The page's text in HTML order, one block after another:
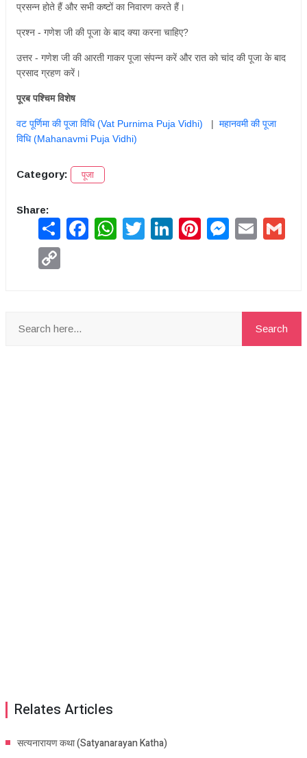
प्रसन्न होते हैं और सभी कष्टों का निवारण करते हैं।
प्रश्न - गणेश जी की पूजा के बाद क्या करना चाहिए?
उत्तर - गणेश जी की आरती गाकर पूजा संपन्न करें और रात को चांद की पूजा के बाद
प्रसाद ग्रहण करें।
पूरब पश्चिम विशेष
वट पूर्णिमा की पूजा विधि (Vat Purnima Puja Vidhi) | महानवमी की पूजा
विधि (Mahanavmi Puja Vidhi)
Category: पूजा
Share:
Share FacebookWhatsAppTwitter LinkedInPinterestMessenger
Email
Relates Articles
सत्यनारायण कथा (Satyanarayan Katha)